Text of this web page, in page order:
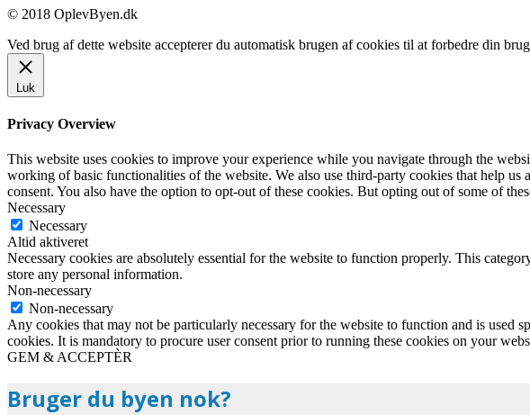
© 2018 OplevByen.dk
Ved brug af dette website accepterer du automatisk brugen af cookies til at forbedre din
Luk
Privacy Overview
This website uses cookies to improve your experience while you navigate through the
working of basic functionalities of the website. We also use third-party cookies that help
consent. You also have the option to opt-out of these cookies. But opting out of some of
Necessary
Necessary
Altid aktiveret
Necessary cookies are absolutely essential for the website to function properly. This
store any personal information.
Non-necessary
Non-necessary
Any cookies that may not be particularly necessary for the website to function and is used
cookies. It is mandatory to procure user consent prior to running these cookies on your
GEM & ACCEPTÈR
Bruger du byen nok?